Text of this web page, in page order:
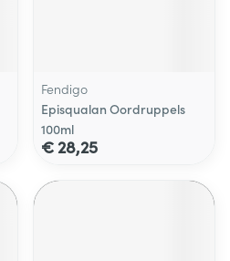
Fendigo
Episqualan Oordruppels
100ml
€ 28,25